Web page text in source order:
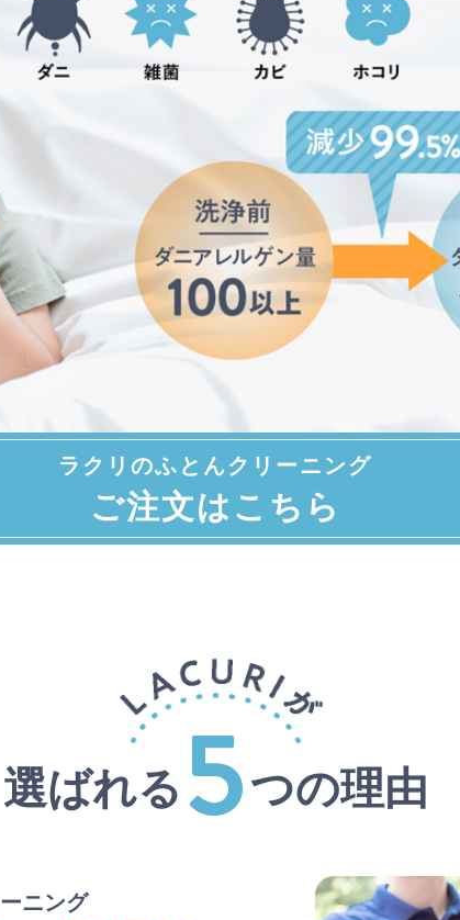
ラクリのふとんクリーニング
ご注文はこちら
選ばれる つの理由
ニング